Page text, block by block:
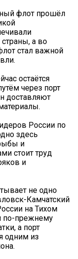
флот прошёл
а во
стал важной
остаётся
через порт
доставляют
России по
здесь
и
стоит труд
и
не одно
Камчатский
на Тихом
по-прежнему
а порт
одним из